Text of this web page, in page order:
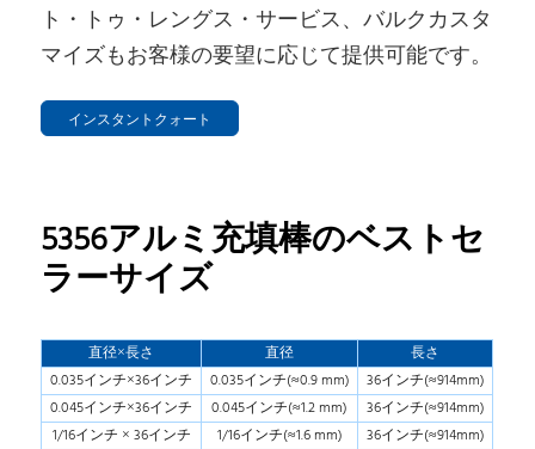
ト・トゥ・レングス・サービス、バルクカスタ
マイズもお客様の要望に応じて提供可能です。
インスタントクォート
5356アルミ充填棒のベストセ
ラーサイズ
直径×長さ 直径
長さ
0.035インチ×36インチ
0.035インチ(≈0.9 mm)
36インチ(≈914mm)
0.045インチ×36インチ
0.045インチ(≈1.2 mm)
36インチ(≈914mm)
1/16インチ × 36インチ
1/16インチ(≈1.6 mm)
36インチ(≈914mm)